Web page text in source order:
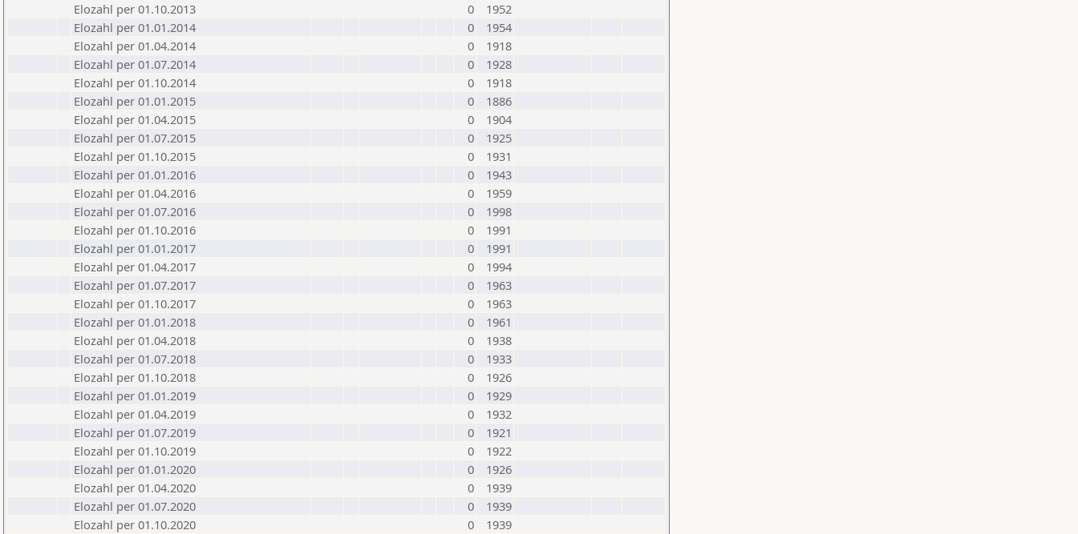
Elozahl per 01.10.2013
0
1952
Elozahl per 01.01.2014
0
1954
Elozahl per 01.04.2014
0
1918
Elozahl per 01.07.2014
0
1928
Elozahl per 01.10.2014
0
1918
Elozahl per 01.01.2015
0
1886
Elozahl per 01.04.2015
0
1904
Elozahl per 01.07.2015
0
1925
Elozahl per 01.10.2015
0
1931
Elozahl per 01.01.2016
0
1943
Elozahl per 01.04.2016
0
1959
Elozahl per 01.07.2016
0
1998
Elozahl per 01.10.2016
0
1991
Elozahl per 01.01.2017
0
1991
Elozahl per 01.04.2017
0
1994
Elozahl per 01.07.2017
0
1963
Elozahl per 01.10.2017
0
1963
Elozahl per 01.01.2018
0
1961
Elozahl per 01.04.2018
0
1938
Elozahl per 01.07.2018
0
1933
Elozahl per 01.10.2018
0
1926
Elozahl per 01.01.2019
0
1929
Elozahl per 01.04.2019
0
1932
Elozahl per 01.07.2019
0
1921
Elozahl per 01.10.2019
0
1922
Elozahl per 01.01.2020
0
1926
Elozahl per 01.04.2020
0
1939
Elozahl per 01.07.2020
0
1939
Elozahl per 01.10.2020
0
1939